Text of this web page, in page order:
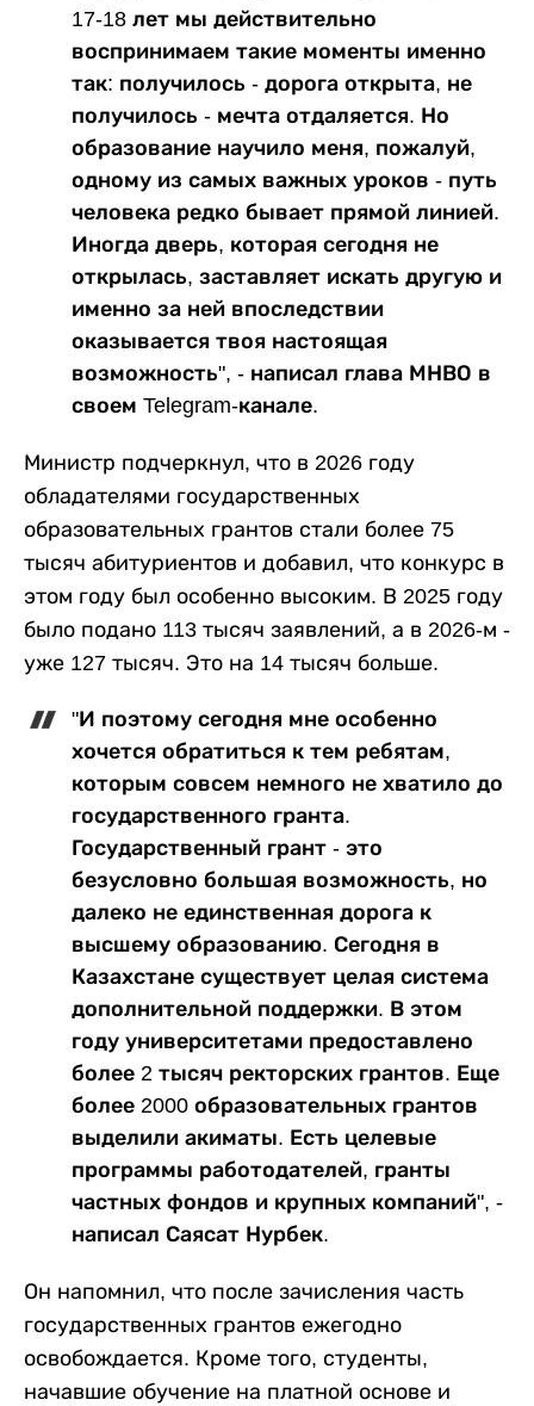
17-18 лет мы действительно
воспринимаем такие моменты именно
так: получилось - дорога открыта, не
получилось - мечта отдаляется. Но
образование научило меня, пожалуй,
одному из самых важных уроков - путь
человека редко бывает прямой линией.
Иногда дверь, которая сегодня не
открылась, заставляет искать другую и
именно за ней впоследствии
оказывается твоя настоящая
возможность", - написал глава МНВО в
своем Telegram-канале.
Министр подчеркнул, что в 2026 году
обладателями государственных
образовательных грантов стали более 75
тысяч абитуриентов и добавил, что конкурс в
этом году был особенно высоким. В 2025 году
было подано 113 тысяч заявлений, а в 2026-м -
уже 127 тысяч. Это на 14 тысяч больше.
"И поэтому сегодня мне особенно
хочется обратиться к тем ребятам,
которым совсем немного не хватило до
государственного гранта.
Государственный грант - это
безусловно большая возможность, но
далеко не единственная дорога к
высшему образованию. Сегодня в
Казахстане существует целая система
дополнительной поддержки. В этом
году университетами предоставлено
более 2 тысяч ректорских грантов. Еще
более 2000 образовательных грантов
выделили акиматы. Есть целевые
программы работодателей, гранты
частных фондов и крупных компаний", -
написал Саясат Нурбек.
Он напомнил, что после зачисления часть
государственных грантов ежегодно
освобождается. Кроме того, студенты,
начавшие обучение на платной основе и